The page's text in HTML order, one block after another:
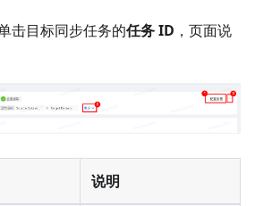
击目标同步任务的任务 ID ，页面说
说明